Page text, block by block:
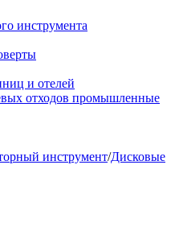
инструмента
и отелей
отходов промышленные
инструмент/Дисковые